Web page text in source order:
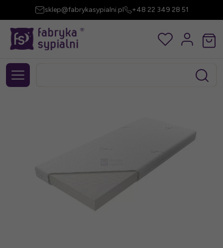
sklep@fabrykasypialni.pl +48 22 349 28 51